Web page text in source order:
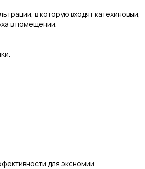
в которую входят катехиновый,
в помещении.
для экономии